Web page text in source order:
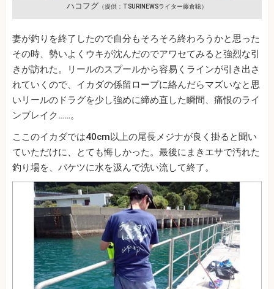
ハコフグ （提供：TSURINEWSライター藤倉聡）
妻が釣りを終了したので自分もそろそろ終わろうかと思った
その時、勢いよくウキが沈んだのでアワセてみると強烈な引
きが訪れた。リールのスプールから容易くラインが引き出さ
れていくので、イカダの係留ロープに絡んだらマズいなと思
いリールのドラグを少し強めに締め直した瞬間、痛恨のライ
ンブレイク……。
ここのイカダでは40cm以上の尾長メジナが良く掛ると聞い
ていただけに、とても悔しかった。最後にまきエサで汚れた
釣り場を、バケツに水を汲んで洗い流して終了。